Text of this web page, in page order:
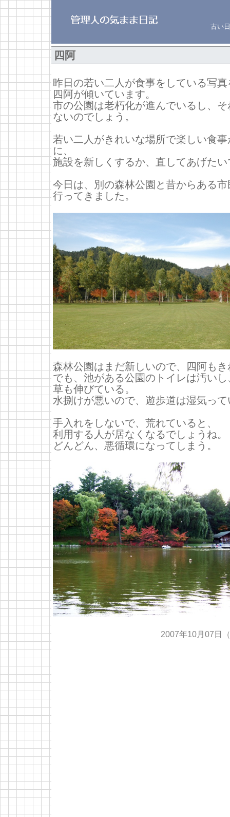
古い
四阿
昨日の若い二人が食事をしている写
四阿が傾いています。
市の公園は老朽化が進んでいるし、
ないのでしょう。
若い二人がきれいな場所で楽しい食
に、
施設を新しくするか、直してあげた
今日は、別の森林公園と昔からある
行ってきました。
森林公園はまだ新しいので、四阿も
でも、池がある公園のトイレは汚いし
草も伸びている。
水捌けが悪いので、遊歩道は湿気っ
手入れをしないで、荒れていると、
利用する人が居なくなるでしょうね。
どんどん、悪循環になってしまう。
2007年10月07日